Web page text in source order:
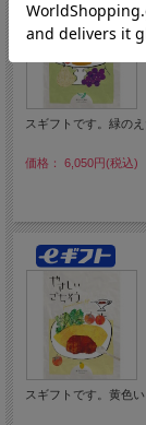
スギフトです。緑のえ
価格： 6,050円(税込)
スギフトです。黄色い